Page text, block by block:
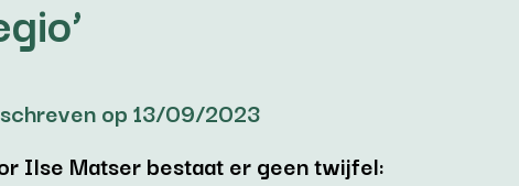
op 13/09/2023
Ilse Matser bestaat er geen twijfel: